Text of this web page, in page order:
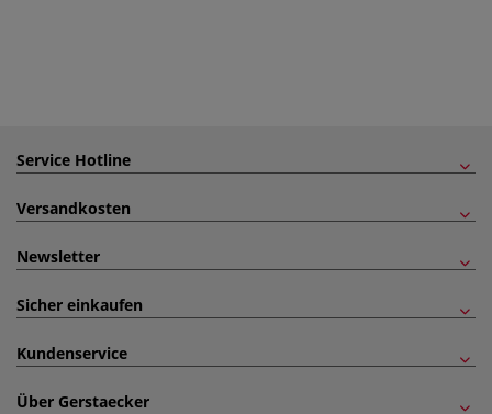
Service Hotline
Versandkosten
Newsletter
Sicher einkaufen
Kundenservice
Über Gerstaecker